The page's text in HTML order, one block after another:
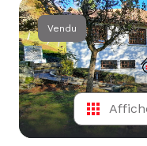
ESTIMATION
L'ÉQUIPE
ALERTE
E-MAIL
Vendu